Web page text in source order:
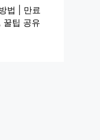
법 | 만료
꿀팁 공유